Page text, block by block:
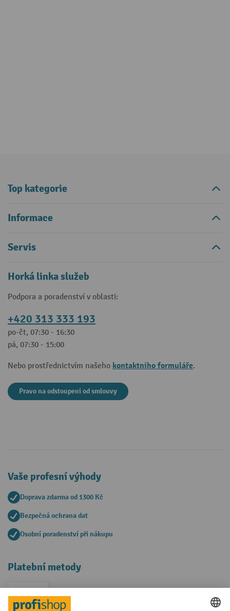
Top kategorie
Informace
Servis
Horká linka služeb
Podpora a poradenství v oblasti:
+420 313 333 193
po-čt, 07:30 - 16:30
pá, 07:30 - 15:00
Nebo prostřednictvím našeho kontaktního formuláře.
Pravo na odstoupeni od smlouvy
Vaše profesní výhody
Doprava zdarma od 1300 Kč
Bezpečná ochrana dat
Osobní poradenství při nákupu
Platební metody
Faktura